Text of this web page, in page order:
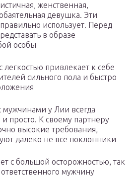
женственная,
девушка. Эти
правильно использует. Перед
в образе
особы
легкостью привлекает к себе
сильного пола и быстро
у Лии всегда
просто. К своему партнеру
высокие требования,
далеко не все поклонники
с большой осторожностью, так
мужчину